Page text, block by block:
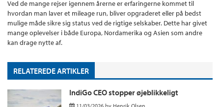
Ved de mange rejser igennem årerne er erfaringerne kommet til
hvordan man laver et mileage run, bliver opgraderet eller på bedst
mulige måde sikre sig status ved de rigtige selskaber. Dette har givet
mange oplevelser i både Europa, Nordamerika og Asien som andre
kan drage nytte af.
RELATEREDE ARTIKLER
IndiGo CEO stopper øjeblikkeligt